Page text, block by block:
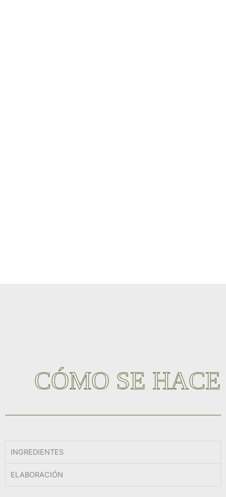
CÓMO SE HACE
INGREDIENTES
ELABORACIÓN